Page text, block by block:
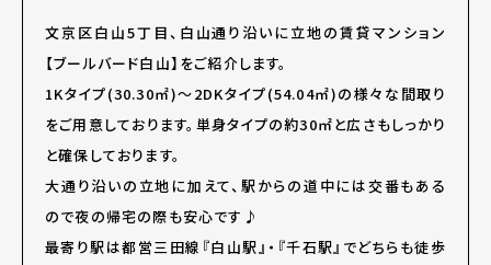
文京区白山5丁目、白山通り沿いに立地の賃貸マンション
【ブールバード白山】をご紹介します。
1Kタイプ(30.30㎡)～2DKタイプ(54.04㎡)の様々な間取り
をご用意しております。単身タイプの約30㎡と広さもしっかり
と確保しております。
大通り沿いの立地に加えて、駅からの道中には交番もある
ので夜の帰宅の際も安心です♪
最寄り駅は都営三田線『白山駅』・『千石駅』でどちらも徒歩